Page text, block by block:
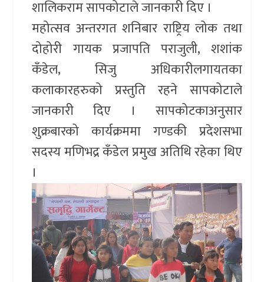
शालिकराम सापकोटाले जानकारी दिए ।
महोत्सव अन्तरगत शनिबार राष्ट्रिय लोक तथा
दोहोरी गायक प्रजापति पराजुली, शशांक
कँडेल, सिजु अधिकारीलगायतका
कलाकारहरुको प्रस्तुति रहने सापकोटाले
जानकारी दिए । सापकोटकाअनुसार
शुक्रबारको कार्यक्रममा गण्डकी प्रदेशसभा
सदस्य मणिभद्र कँडेल प्रमुख अतिथि रहेका थिए
।